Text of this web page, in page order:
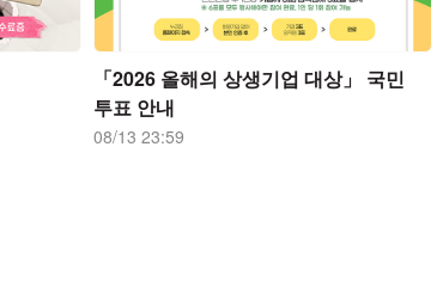
「2026 올해의 상생기업 대상」 국민
투표 안내
08/13 23:59